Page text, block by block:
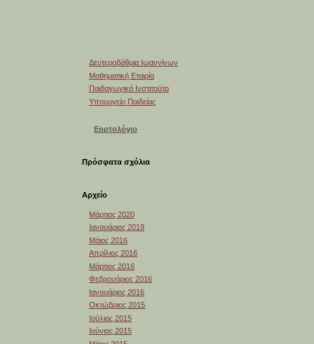
Δευτεροβάθμια Ιωαννίνων
Μαθηματική Εταιρία
Παιδαγωγικό Ινστιτούτο
Υπουργείο Παιδείας
Εορτολόγιο
Πρόσφατα σχόλια
Αρχείο
Μάρτιος 2020
Ιανουάριος 2019
Μάιος 2016
Απρίλιος 2016
Μάρτιος 2016
Φεβρουάριος 2016
Ιανουάριος 2016
Οκτώβριος 2015
Ιούλιος 2015
Ιούνιος 2015